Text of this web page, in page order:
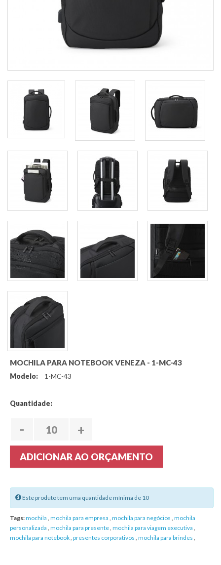
MOCHILA PARA NOTEBOOK VENEZA - 1-MC-43
Modelo: 1-MC-43
Quantidade:
- +
ADICIONAR AO ORÇAMENTO
Este produto tem uma quantidade mínima de 10
Tags:mochila , mochila para empresa , mochila para negócios , mochila
personalizada , mochila para presente, mochila para viagem executiva ,
mochila para notebook, presentes corporativos , mochila para brindes ,